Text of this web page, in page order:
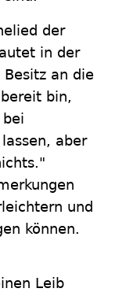
der
in der
Besitz an die
bin,
aber
und
können.
Leib